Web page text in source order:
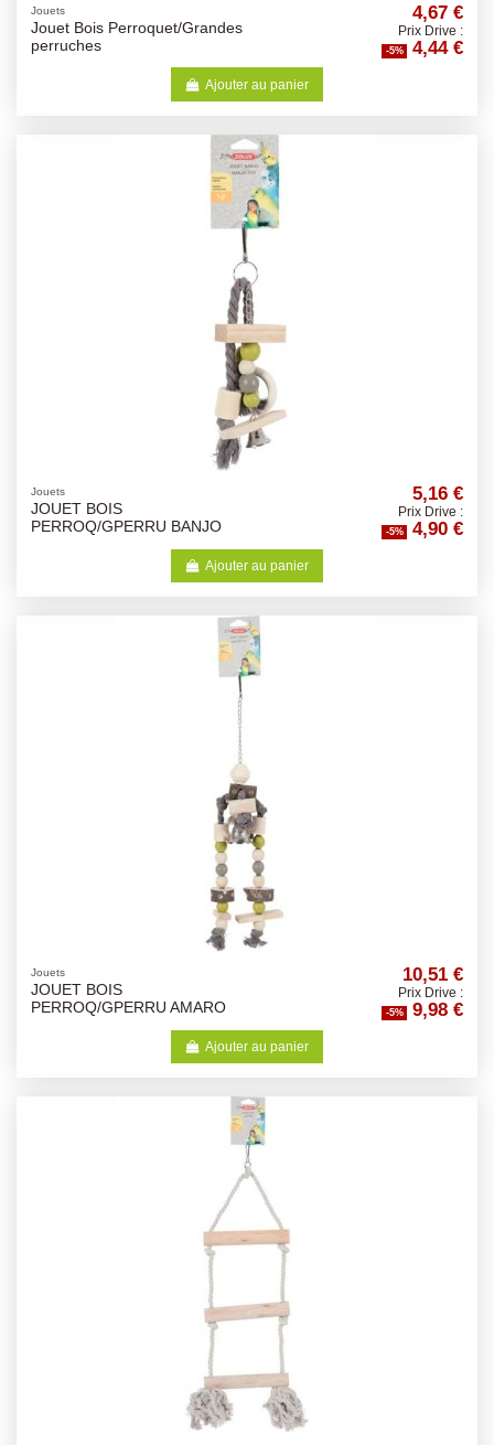
Jouets
Jouet Bois Perroquet/Grandes
perruches
4,67 €
Prix Drive :
-5% 4,44 €
Ajouter au panier
Jouets
JOUET BOIS
PERROQ/GPERRU BANJO
5,16 €
Prix Drive :
-5% 4,90 €
Ajouter au panier
Jouets
JOUET BOIS
PERROQ/GPERRU AMARO
10,51 €
Prix Drive :
-5% 9,98 €
Ajouter au panier